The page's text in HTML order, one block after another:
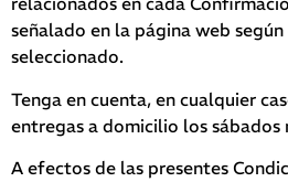
señalado en la página web
seleccionado.
Tenga en cuenta, en cualquier
entregas a domicilio los sábados
A efectos de las presentes